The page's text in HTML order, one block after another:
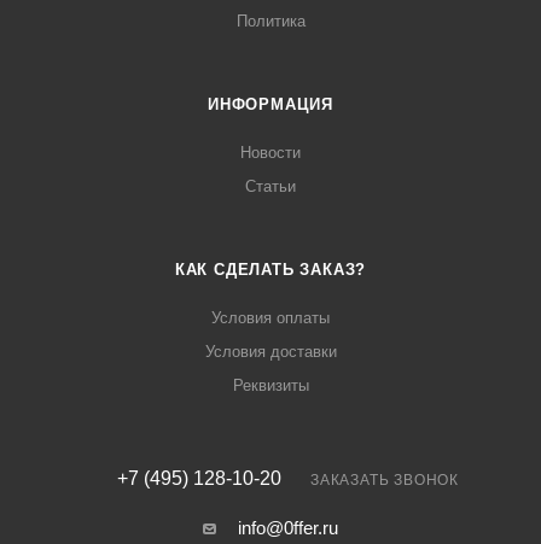
Политика
ИНФОРМАЦИЯ
Новости
Статьи
КАК СДЕЛАТЬ ЗАКАЗ?
Условия оплаты
Условия доставки
Реквизиты
+7 (495) 128-10-20 ЗАКАЗАТЬ ЗВОНОК
info@0ffer.ru